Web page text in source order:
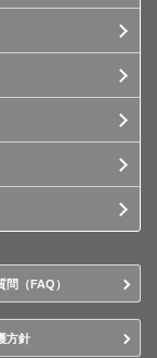
問（FAQ）
方針